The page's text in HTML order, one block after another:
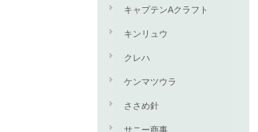
キャプテンAクラフト
キンリュウ
クレハ
ケンマツウラ
ささめ針
サニー商事